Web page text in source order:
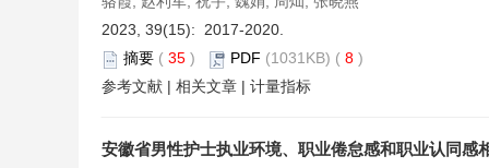
2023, 39(15): 2017-2020.
摘要 ( 35 ) PDF (1031KB) ( 8 )
参考文献 | 相关文章 | 计量指标
安徽省男性护士执业环境、职业倦怠感和职业认同感